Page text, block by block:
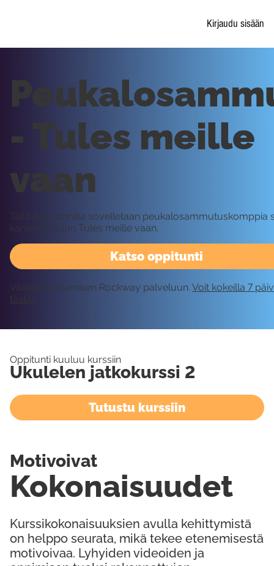
Kirjaudu sisään
Katso oppitunti
- Tules meille
vaan
Tällä oppitunnilla sovelletaan peukalosammutuskomppia
kansanlauluun Tules meille vaan.
Vaatii kirjautumisen Rockway palveluun. Voit kokeilla 7
tästä!
Oppitunti kuuluu kurssiin
Ukulelen jatkokurssi 2
Tutustu kurssiin
Kurssikokonaisuuksien avulla kehittymistä
on helppo seurata, mikä tekee etenemisestä
motivoivaa. Lyhyiden videoiden ja
Kokonaisuudet
Motivoivat